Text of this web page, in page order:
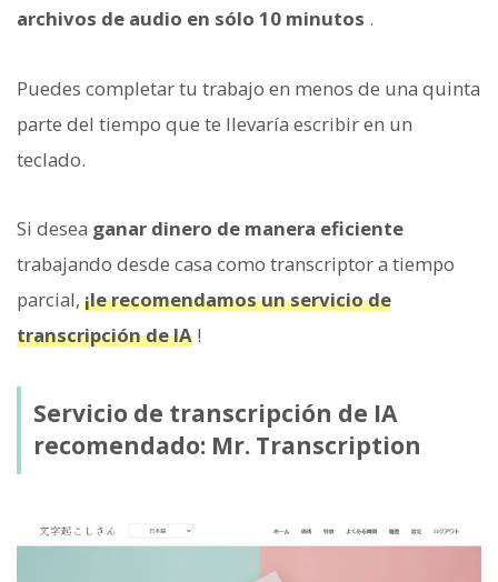
archivos de audio en sólo 10 minutos .
Puedes completar tu trabajo en menos de una quinta
parte del tiempo que te llevaría escribir en un
teclado.
Si desea ganar dinero de manera eficiente
trabajando desde casa como transcriptor a tiempo
parcial, ¡le recomendamos un servicio de
transcripción de IA !
Servicio de transcripción de IA
recomendado: Mr. Transcription